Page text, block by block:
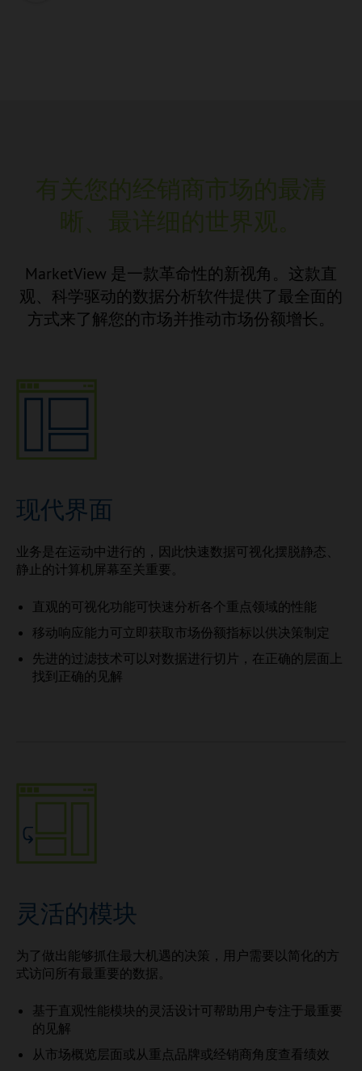
有关您的经销商市场的最清
晰、最详细的世界观。
MarketView 是一款革命性的新视角。这款直
观、科学驱动的数据分析软件提供了最全面的
方式来了解您的市场并推动市场份额增长。
现代界面
业务是在运动中进行的，因此快速数据可视化摆脱静态、
静止的计算机屏幕至关重要。
直观的可视化功能可快速分析各个重点领域的性能
移动响应能力可立即获取市场份额指标以供决策制定
先进的过滤技术可以对数据进行切片，在正确的层面上
找到正确的见解
灵活的模块
为了做出能够抓住最大机遇的决策，用户需要以简化的方
式访问所有最重要的数据。
基于直观性能模块的灵活设计可帮助用户专注于最重要
的见解
从市场概览层面或从重点品牌或经销商角度查看绩效